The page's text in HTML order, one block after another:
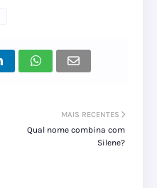
MAIS RECENTES
Qual nome combina com
Silene?